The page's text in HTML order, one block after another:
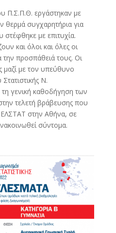
Π.Σ.Π.Θ. εργάστηκαν με
θερμά συγχαρητήρια για
με επιτυχία.
και όλοι και όλες οι
την προσπάθειά τους. Οι
μαζί με τον υπεύθυνο
Ν.
γενική καθοδήγηση των
τελετή βράβευσης που
ΕΛΣΤΑΤ στην Αθήνα, σε
σύντομα.